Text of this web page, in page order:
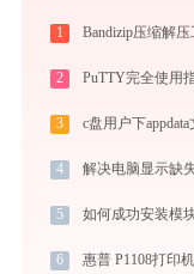
1
2
3 c盘用户下
4 解决电脑显示缺
5 如何成功安装模
6